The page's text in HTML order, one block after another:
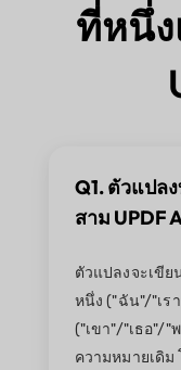
ที่หนึ่
Q1. ตัวแปล
สาม UPDF
ตัวแปลงจะเขี
หนึ่ง ("ฉัน"/"เร
("เขา"/"เธอ"/"
ความหมายเดิม